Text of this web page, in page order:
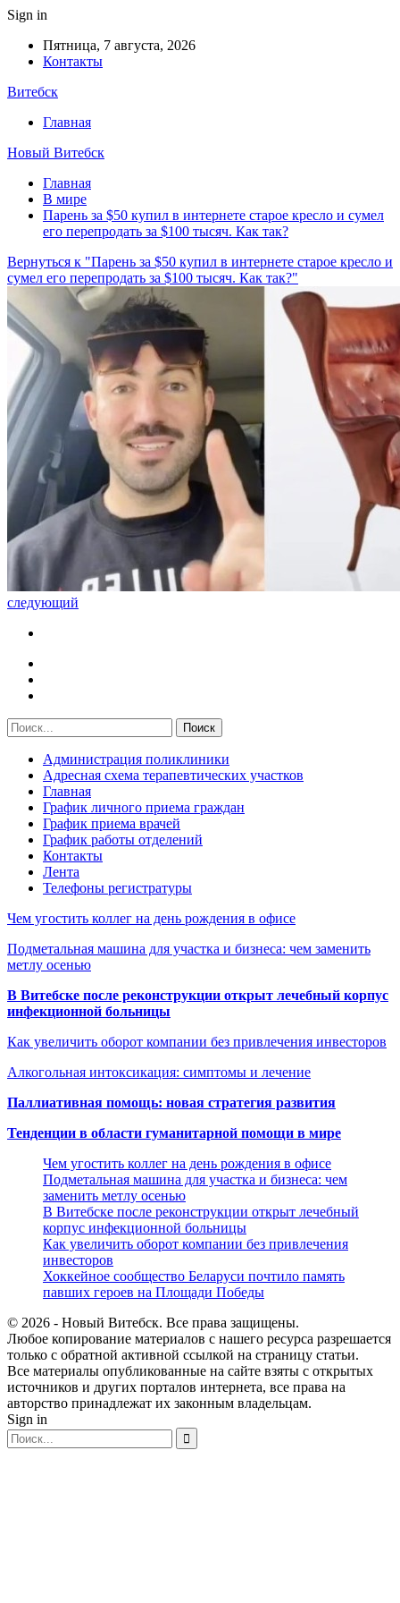
Sign in
Пятница, 7 августа, 2026
Контакты
Витебск
Главная
Новый Витебск
Главная
В мире
Парень за $50 купил в интернете старое кресло и сумел
его перепродать за $100 тысяч. Как так?
Вернуться к "Парень за $50 купил в интернете старое кресло и
сумел его перепродать за $100 тысяч. Как так?"
следующий
Администрация поликлиники
Адресная схема терапевтических участков
Главная
График личного приема граждан
График приема врачей
График работы отделений
Контакты
Лента
Телефоны регистратуры
Чем угостить коллег на день рождения в офисе
Подметальная машина для участка и бизнеса: чем заменить
метлу осенью
В Витебске после реконструкции открыт лечебный корпус
инфекционной больницы
Как увеличить оборот компании без привлечения инвесторов
Алкогольная интоксикация: симптомы и лечение
Паллиативная помощь: новая стратегия развития
Тенденции в области гуманитарной помощи в мире
Чем угостить коллег на день рождения в офисе
Подметальная машина для участка и бизнеса: чем
заменить метлу осенью
В Витебске после реконструкции открыт лечебный
корпус инфекционной больницы
Как увеличить оборот компании без привлечения
инвесторов
Хоккейное сообщество Беларуси почтило память
павших героев на Площади Победы
© 2026 - Новый Витебск. Все права защищены.
Любое копирование материалов с нашего ресурса разрешается
только с обратной активной ссылкой на страницу статьи.
Все материалы опубликованные на сайте взяты с открытых
источников и других порталов интернета, все права на
авторство принадлежат их законным владельцам.
Sign in